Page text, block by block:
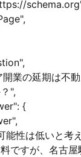
業の延期は不
",
{
能性は低いと考
ですが、名古